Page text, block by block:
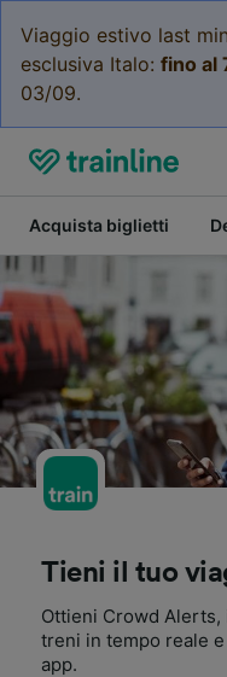
Viaggio estivo last
esclusiva Italo: fino al
03/09.
Acquista biglietti
Tieni il tuo
Ottieni Crowd
treni in tempo reale
app.